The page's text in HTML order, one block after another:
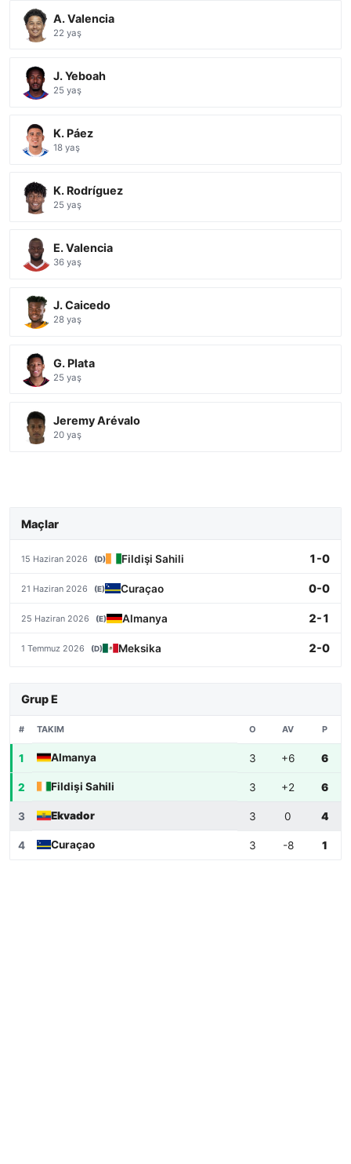
A. Valencia
22 yaş
J. Yeboah
25 yaş
K. Páez
18 yaş
K. Rodríguez
25 yaş
E. Valencia
36 yaş
J. Caicedo
28 yaş
G. Plata
25 yaş
Jeremy Arévalo
20 yaş
Maçlar
15 Haziran 2026 (D) Fildişi Sahili 1-0
21 Haziran 2026 (E) Curaçao 0-0
25 Haziran 2026 (E) Almanya 2-1
1 Temmuz 2026 (D) Meksika 2-0
Grup E
# TAKIM O AV P
1 Almanya 3 +6 6
2 Fildişi Sahili 3 +2 6
3 Ekvador 3 0 4
4 Curaçao 3 -8 1